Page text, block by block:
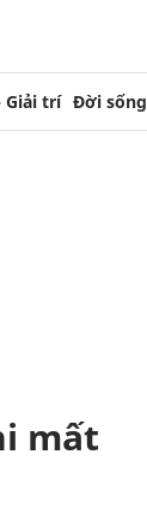
Giải trí Đời sống
mất